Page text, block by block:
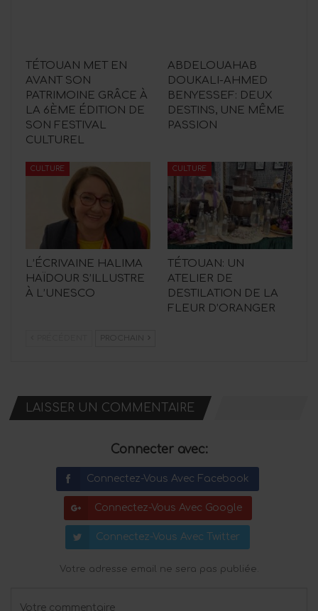
TÉTOUAN MET EN
AVANT SON
PATRIMOINE GRÂCE À
LA 6ÈME ÉDITION DE
SON FESTIVAL
CULTUREL
ABDELOUAHAB
DOUKALI-AHMED
BENYESSEF: DEUX
DESTINS, UNE MÊME
PASSION
CULTURE
L’ÉCRIVAINE HALIMA
HAÏDOUR S’ILLUSTRE
À L’UNESCO
CULTURE
TÉTOUAN: UN
ATELIER DE
DESTILATION DE LA
FLEUR D’ORANGER
PROCHAIN
LAISSER UN COMMENTAIRE
Connecter avec:
Connectez-Vous Avec Facebook
Connectez-Vous Avec Google
Connectez-Vous Avec Twitter
Votre adresse email ne sera pas publiée.